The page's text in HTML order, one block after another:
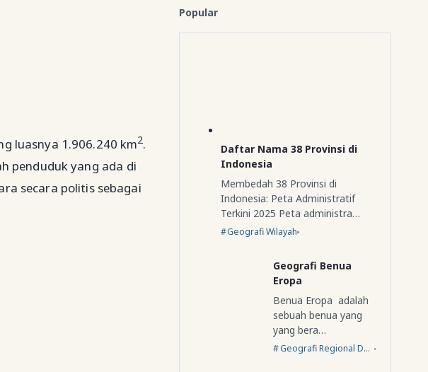
luasnya 1.906.240 km2.
penduduk yang ada di
secara politis sebagai
Popular
Daftar Nama 38 Provinsi di
Indonesia
Membedah 38 Provinsi di
Indonesia: Peta Administratif
Terkini 2025 Peta administra…
Geografi Wilayah
Geografi Benua
Eropa
Benua Eropa adalah
sebuah benua yang
yang bera…
Geografi Regional Dunia